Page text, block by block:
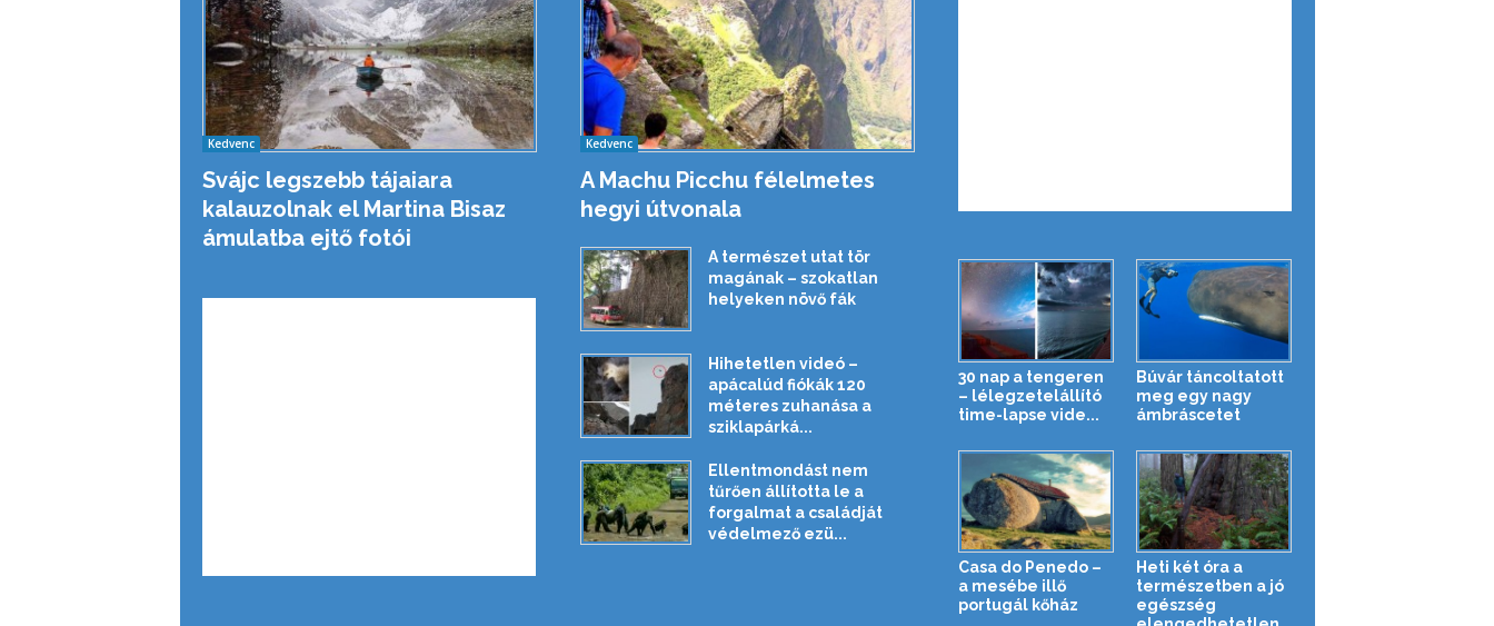
Kedvenc
Svájc legszebb tájaiara
kalauzolnak el Martina Bisaz
ámulatba ejtő fotói
Kedvenc
A Machu Picchu félelmetes
hegyi útvonala
A természet utat tör
magának – szokatlan
helyeken növő fák
Hihetetlen videó –
apácalúd fiókák 120
méteres zuhanása a
sziklapárká...
Ellentmondást nem
tűrően állította le a
forgalmat a családját
védelmező ezü...
30 nap a tengeren
– lélegzetelállító
time-lapse vide...
Búvár táncoltatott
meg egy nagy
ámbráscetet
Casa do Penedo –
a mesébe illő
portugál kőház
Heti két óra a
természetben a jó
egészség